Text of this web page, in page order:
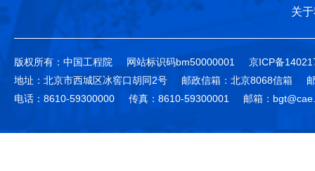
关
版权所有：中国工程院 网站标识码bm50000001
京ICP备
地址：北京市西城区冰窖口胡同2号
邮政信箱：北京8068信箱
电话：8610-59300000
传真：8610-59300001 邮箱：